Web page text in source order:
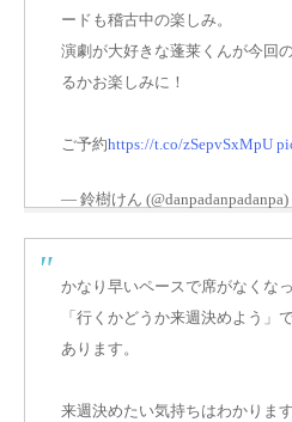
ードも稽古中の楽しみ。
演劇が大好きな蓬莱くんが今回
るかお楽しみに！
ご予約https://t.co/zSepvSxMpU
— 鈴樹けん (@danpadanpadanpa)
かなり早いペースで席がなくなっ
「行くかどうか来週決めよう」
あります。
来週決めたい気持ちはわかります